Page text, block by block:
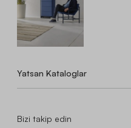
Yatsan Kataloglar
Bizi takip edin